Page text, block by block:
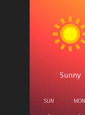
Sunny
SUN MON